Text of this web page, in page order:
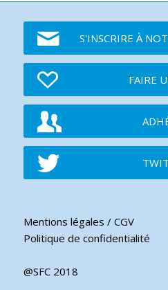
S'INSCRIRE À
FAIRE
Mentions légales / CGV
Politique de confidentialité
@SFC 2018